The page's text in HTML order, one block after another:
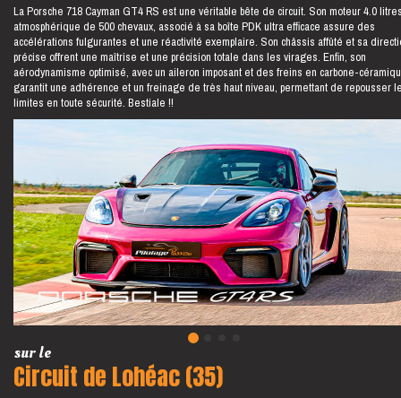
La Porsche 718 Cayman GT4 RS est une véritable bête de circuit. Son moteur 4.0
atmosphérique de 500 chevaux, associé à sa boîte PDK ultra efficace assure des
accélérations fulgurantes et une réactivité exemplaire. Son châssis affûté et sa
précise offrent une maîtrise et une précision totale dans les virages. Enfin, son
aérodynamisme optimisé, avec un aileron imposant et des freins en carbone-
garantit une adhérence et un freinage de très haut niveau, permettant de repousser
limites en toute sécurité. Bestiale !!
sur le
Circuit de Lohéac (35)